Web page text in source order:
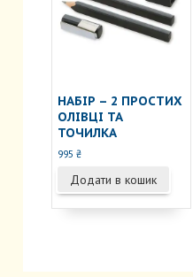
сторінці
товару
НАБІР – 2 ПРОСТИХ
ОЛІВЦІ ТА
ТОЧИЛКА
995₴
Додати в кошик